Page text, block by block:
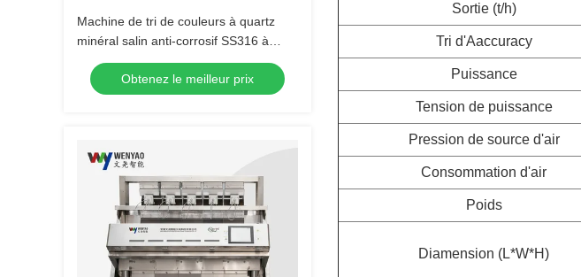
Machine de tri de couleurs à quartz
minéral salin anti-corrosif SS316 à
haute capacité et 10 canaux avec une
précision de tri de 99,99 %
Obtenez le meilleur prix
Sortie (t/h)
Tri d'Aaccuracy
Puissance
Tension de puissance
Pression de source d'air
Consommation d'air
Poids
Diamension (L*W*H)